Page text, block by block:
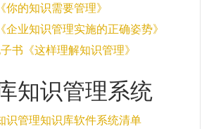
《你的知识需要管理》
企业知识管理实施的正确姿势》
书《这样理解知识管理》
知识管理系统
识管理知识库软件系统清单